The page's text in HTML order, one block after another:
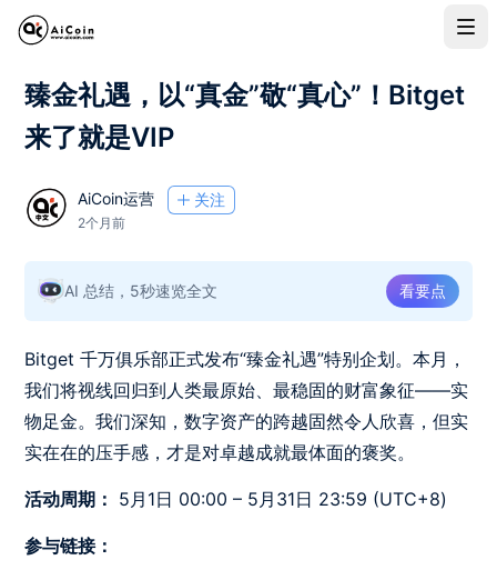
臻金礼遇，以“真金”敬“真心”！Bitget
来了就是VIP
AiCoin运营 关注
2个月前
AI 总结，5秒速览全文 看要点
Bitget 千万俱乐部正式发布“臻金礼遇”特别企划。本月，
我们将视线回归到人类最原始、最稳固的财富象征——实
物足金。我们深知，数字资产的跨越固然令人欣喜，但实
实在在的压手感，才是对卓越成就最体面的褒奖。
活动周期： 5月1日 00:00 – 5月31日 23:59 (UTC+8)
参与链接：